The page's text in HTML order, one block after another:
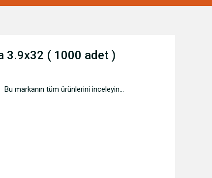
3.9x32 ( 1000 adet )
Bu markanın tüm ürünlerini inceleyin...